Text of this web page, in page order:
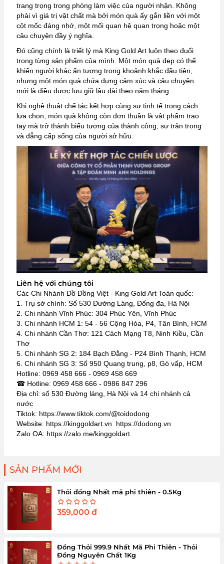
trang trọng trong phòng làm việc của người nhận. Không
phải vì giá trị vật chất mà bởi món quà ấy gắn liền với một
cột mốc đáng nhớ, một mối quan hệ quan trọng hoặc một
câu chuyện đầy ý nghĩa.
Đó cũng chính là triết lý mà King Gold Art luôn theo đuổi
trong từng sản phẩm của mình. Một món quà đẹp có thể
khiến người khác ấn tượng trong khoảnh khắc đầu tiên,
nhưng một món quà chứa đựng cảm xúc và câu chuyện
mới là điều được lưu giữ lâu dài theo năm tháng.
Khi nghệ thuật chế tác kết hợp cùng sự tinh tế trong cách
lựa chọn, món quà không còn đơn thuần là vật phẩm trao
tay mà trở thành biểu tượng của thành công, sự trân trọng
và đẳng cấp sống của người sở hữu.
Liên hệ với chúng tôi
Các Chi Nhánh Đồ Đồng Việt - King Gold Art Toàn quốc:
1. Trụ sở chính: Số 530 Đường Láng, Đống đa, Hà Nội
2. Chi nhánh Vĩnh Phúc: 304 Phúc Yên, Vĩnh Phúc
3. Chi nhánh HCM 1: 54 - 56 Cộng Hòa, P4, Tân Bình, HCM
4. Chi nhánh Cần Thơ: 121 Cách Mạng T8, Ninh Kiều, Cần
Thơ
5. Chi nhánh SG 2: 184 Bạch Đằng - P24 Bình Thạnh, HCM
6. Chi nhánh SG 3: Số 950 Quang trung, p8, Gò vấp, HCM
Hotline: 0969 458 666 - 0969 458 669
☎ Hotline: 0969 458 666 - 0986 847 296
Địa chỉ: số 530 Đường láng, Hà Nội và 14 chi nhánh cả
nước
Tiktok: https://www.tiktok.com/@toidodong
Website: https://kinggoldart.vn https://dodong.vn
Zalo OA: https://zalo.me/kinggoldart
SẢN PHẨM MỚI
Thỏi đồng Nhất mã phi thiên - 0.5Kg
359,000 đ
Đồng Thỏi 999.9 Nhất Mã Phi Thiên - Thỏi
Đồng Nguyên Chất 1Kg